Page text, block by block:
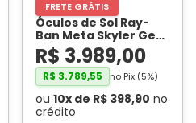
FRETE GRÁTIS
Óculos de Sol Ray-
Ban Meta Skyler Gen
2 RW4014E0 Preto
Brilhante /
Transitions Ametista
Unissex- RAY BAN
META
R$ 3.989,00
R$ 3.789,55 no Pix (5%)
ou 10x de R$ 398,90 no
crédito